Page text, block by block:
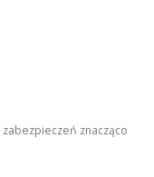
znacząco